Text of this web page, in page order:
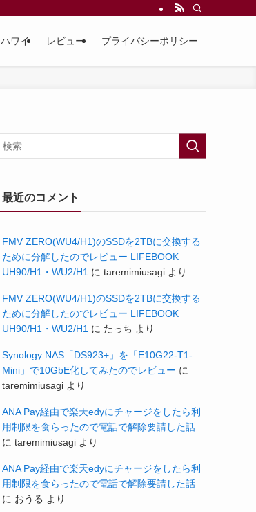
ハワイ レビュー プライバシーポリシー
最近のコメント
FMV ZERO(WU4/H1)のSSDを2TBに交換する
ために分解したのでレビュー LIFEBOOK
UH90/H1・WU2/H1 に taremimiusagi より
FMV ZERO(WU4/H1)のSSDを2TBに交換する
ために分解したのでレビュー LIFEBOOK
UH90/H1・WU2/H1 に たっち より
Synology NAS「DS923+」を「E10G22-T1-
Mini」で10GbE化してみたのでレビュー に
taremimiusagi より
ANA Pay経由で楽天edyにチャージをしたら利
用制限を食らったので電話で解除要請した話
に taremimiusagi より
ANA Pay経由で楽天edyにチャージをしたら利
用制限を食らったので電話で解除要請した話
に おうる より